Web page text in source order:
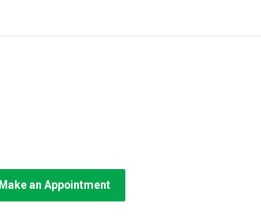
Make an Appointment